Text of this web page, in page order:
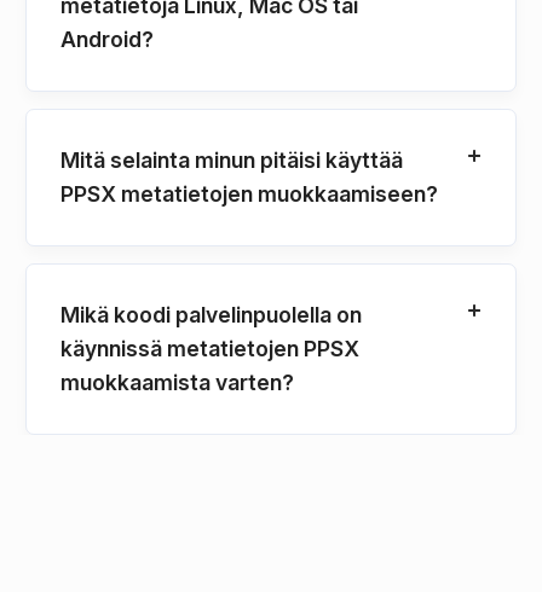
Android?
Mitä selainta minun pitäisi käyttää
PPSX metatietojen muokkaamiseen?
Mikä koodi palvelinpuolella on
käynnissä metatietojen PPSX
muokkaamista varten?